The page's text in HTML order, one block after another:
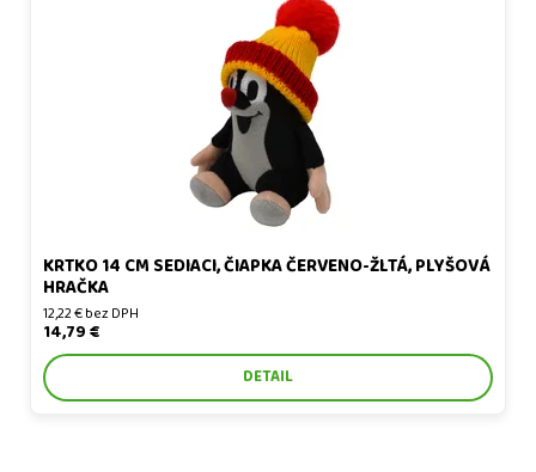
Krtko 14 cm sediaci, čiapka červeno-žltá, plyšová hračka
KRTKO 14 CM SEDIACI, ČIAPKA ČERVENO-ŽLTÁ, PLYŠOVÁ
HRAČKA
12,22 € bez DPH
14,79 €
DETAIL